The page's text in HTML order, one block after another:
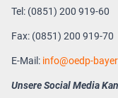
Tel: (0851) 200 919-60
Fax: (0851) 200 919-70
E-Mail: info oedp-
Unsere Social Media